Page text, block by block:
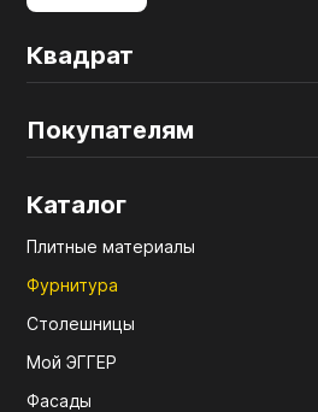
Квадрат
Покупателям
Каталог
Плитные материалы
Фурнитура
Столешницы
Мой ЭГГЕР
Фасады